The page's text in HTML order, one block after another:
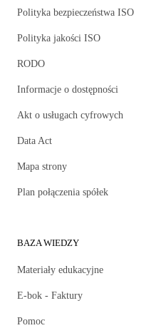
Polityka bezpieczeństwa ISO
Polityka jakości ISO
RODO
Informacje o dostępności
Akt o usługach cyfrowych
Data Act
Mapa strony
Plan połączenia spółek
BAZA WIEDZY
Materiały edukacyjne
E-bok - Faktury
Pomoc